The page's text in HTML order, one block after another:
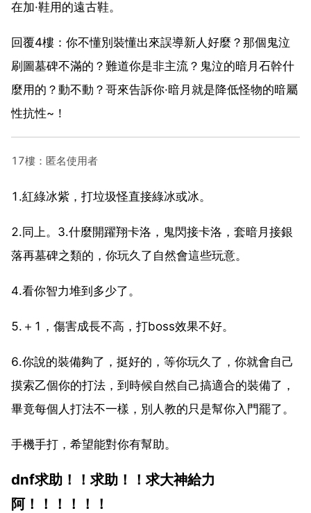
在加·鞋用的遠古鞋。
回覆4樓：你不懂別裝懂出來誤導新人好麼？那個鬼泣
刷圖墓碑不滿的？難道你是非主流？鬼泣的暗月石幹什
麼用的？動不動？哥來告訴你·暗月就是降低怪物的暗屬
性抗性~！
17樓：匿名使用者
1.紅綠冰紫，打垃圾怪直接綠冰或冰。
2.同上。3.什麼開躍翔卡洛，鬼閃接卡洛，套暗月接銀
落再墓碑之類的，你玩久了自然會這些玩意。
4.看你智力堆到多少了。
5.＋1，傷害成長不高，打boss效果不好。
6.你說的裝備夠了，挺好的，等你玩久了，你就會自己
摸索乙個你的打法，到時候自然自己搞適合的裝備了，
畢竟每個人打法不一樣，別人教的只是幫你入門罷了。
手機手打，希望能對你有幫助。
dnf求助！！求助！！求大神給力
阿！！！！！！